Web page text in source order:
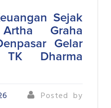
Sejak
Graha
Gelar
Dharma
Posted by